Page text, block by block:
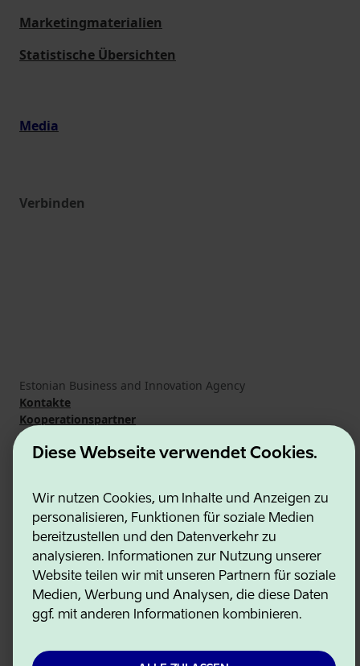
Diese Webseite verwendet Cookies.
Wir nutzen Cookies, um Inhalte und Anzeigen zu
personalisieren, Funktionen für soziale Medien
bereitzustellen und den Datenverkehr zu
analysieren. Informationen zur Nutzung unserer
Website teilen wir mit unseren Partnern für soziale
Medien, Werbung und Analysen, die diese Daten
ggf. mit anderen Informationen kombinieren.
Marketingmaterialien
Statistische Übersichten
Media
Verbinden
Estonian Business and Innovation Agency
Kontakte
Kooperationspartner
Nutzungsbedingungen
Cookie- und Datenschutzrichtlinie